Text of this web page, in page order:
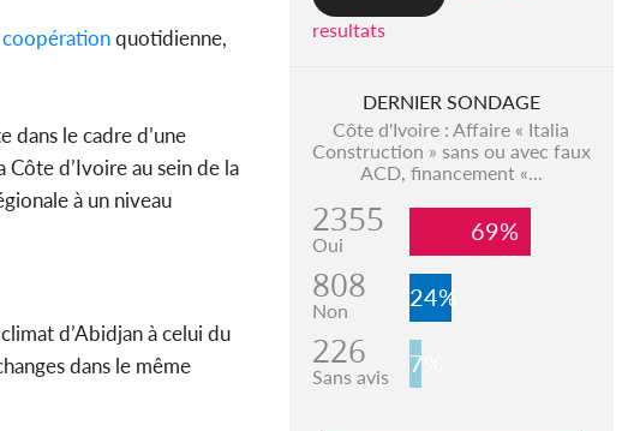
coopérationquotidienne,
dans le cadre d’une
d’Ivoire au sein de la
à un niveau
d’Abidjan à celui du
dans le même
resultats
DERNIER SONDAGE
Côte d'Ivoire : Affaire « Italia
Construction » sans ou avec faux
ACD, financement «...
2355
Oui 69%
808
Non 24%
226
Sans avis 7%